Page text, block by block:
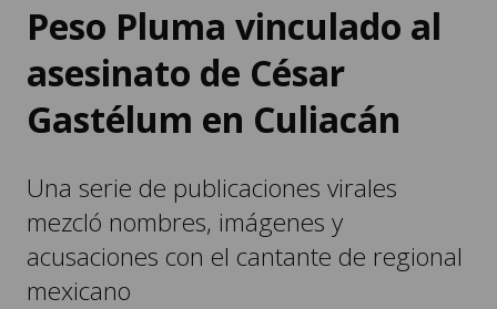
Peso Pluma vinculado al
asesinato de César
Gastélum en Culiacán
Una serie de publicaciones virales
mezcló nombres, imágenes y
acusaciones con el cantante de regional
mexicano